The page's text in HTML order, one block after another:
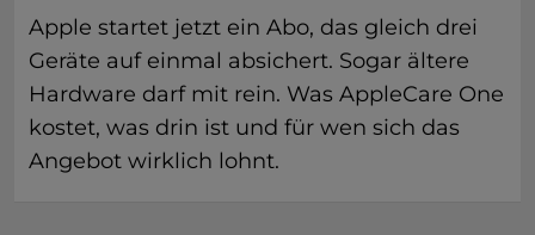
Apple startet jetzt ein Abo, das gleich drei
Geräte auf einmal absichert. Sogar ältere
Hardware darf mit rein. Was AppleCare One
kostet, was drin ist und für wen sich das
Angebot wirklich lohnt.